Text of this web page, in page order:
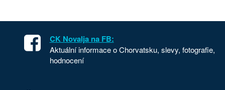
CK Novalja na FB:
Aktuální informace o Chorvatsku, slevy, fotografie,
hodnocení